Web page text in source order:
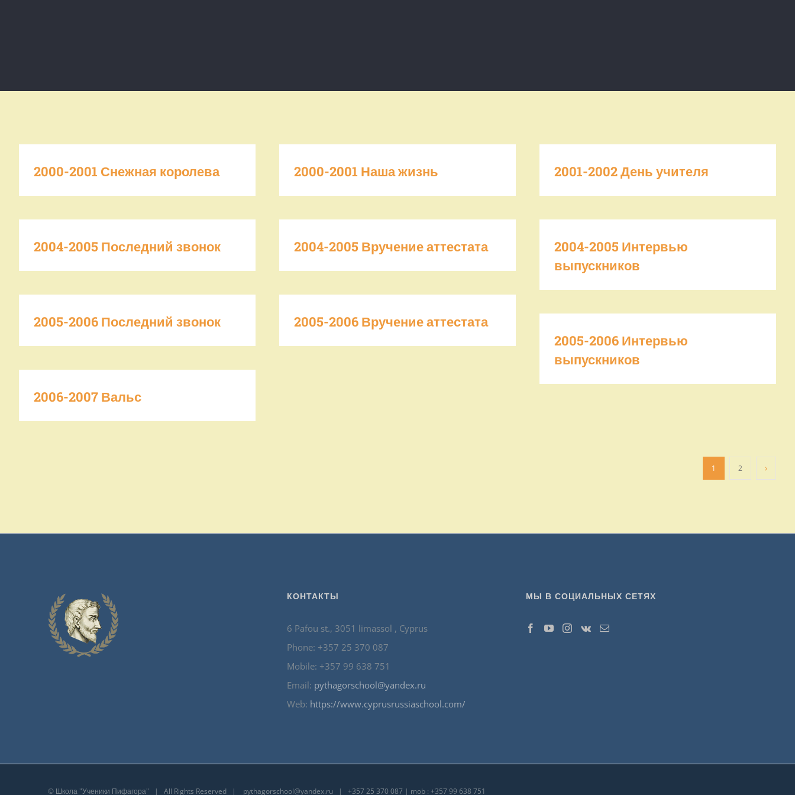
2000-2001 Снежная королева 2000-2001 Наша жизнь 2001-2002 День учителя
2004-2005 Последний звонок 2004-2005 Вручение аттестата
2004-2005 Интервью
выпускников
2005-2006 Последний звонок
2005-2006 Вручение аттестата
2005-2006 Интервью
выпускников
2006-2007 Вальс
1 2
КОНТАКТЫ
6 Pafou st., 3051 limassol , Cyprus
Phone: +357 25 370 087
Mobile: +357 99 638 751
Email: pythagorschool@yandex.ru
Web: https://www.cyprusrussiaschool.com/
МЫ В СОЦИАЛЬНЫХ СЕТЯХ
© Школа "Ученики Пифагора" | All Rights Reserved | pythagorschool@yandex.ru | +357 25 370 087 | mob : +357 99 638 751